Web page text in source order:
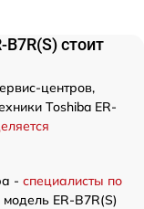
стоит
центров,
Toshiba ER-
- специалисты по
модель ER-B7R(S)